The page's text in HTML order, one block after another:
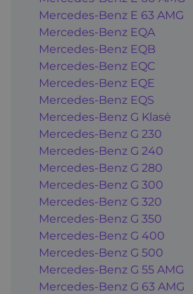
Mercedes-Benz E 63 AMG
Mercedes-Benz EQA
Mercedes-Benz EQB
Mercedes-Benz EQC
Mercedes-Benz EQE
Mercedes-Benz EQS
Mercedes-Benz G Klasė
Mercedes-Benz G 230
Mercedes-Benz G 240
Mercedes-Benz G 280
Mercedes-Benz G 300
Mercedes-Benz G 320
Mercedes-Benz G 350
Mercedes-Benz G 400
Mercedes-Benz G 500
Mercedes-Benz G 55 AMG
Mercedes-Benz G 63 AMG